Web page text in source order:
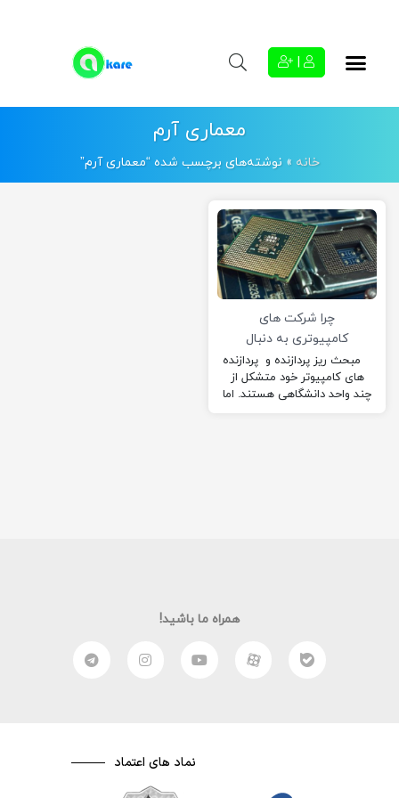
معماری آرم
خانه » نوشته‌های برچسب شده “معماری آرم”
چرا شرکت های
کامپیوتری به دنبال
استفاده از معماری
آرم هستند؟
مبحث ریز پردازنده و پردازنده
های کامپیوتر خود متشکل از
چند واحد دانشگاهی هستند. اما
همراه ما باشید!
نماد های اعتماد